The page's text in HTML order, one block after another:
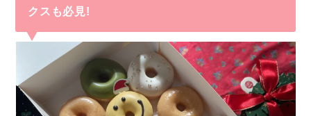
クスも必見!